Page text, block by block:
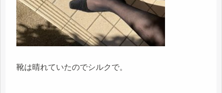
靴は晴れていたのでシルクで。